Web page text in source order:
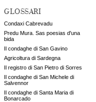
GLOSSARI
Condaxi Cabrevadu
Predu Mura. Sas poesias d'una
bida
Il condaghe di San Gavino
Agricoltura di Sardegna
Il registro di San Pietro di Sorres
Il condaghe di San Michele di
Salvennor
Il condaghe di Santa Maria di
Bonarcado